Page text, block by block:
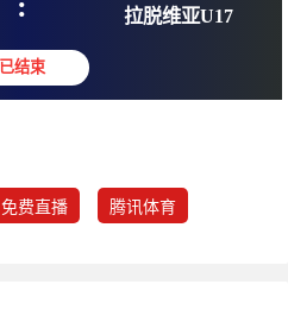
2025-10-11 17:30
: 拉脱维
免费直播 腾讯体育